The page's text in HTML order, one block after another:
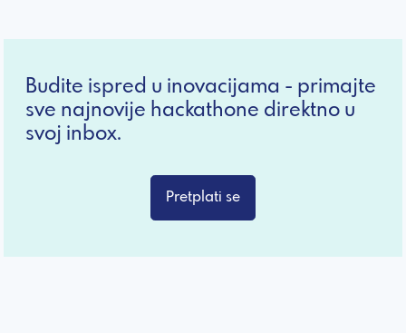
Budite ispred u inovacijama - primajte
sve najnovije hackathone direktno u
svoj inbox.
Pretplati se